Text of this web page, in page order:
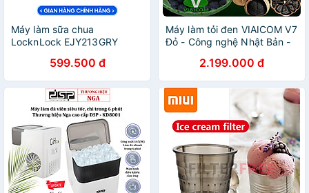
Máy làm sữa chua
LocknLock EJY213GRY
240V, 50/60Hz, 20W, 1.08L
- Màu xám - Hàng Chính
Hãng - JoyMall
599.500 đ
Máy làm tỏi đen VIAICOM V7
Đỏ - Công nghệ Nhật Bản -
2.199.000 đ